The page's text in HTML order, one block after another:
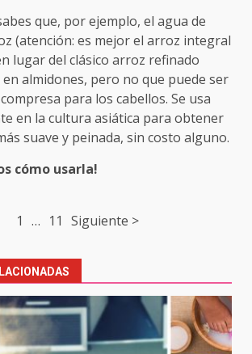
que, por ejemplo, el agua de
(atención: es mejor el arroz integral
lugar del clásico arroz refinado
en almidones, pero no que puede ser
para los cabellos. Se usa
en la cultura asiática para obtener
suave y peinada, sin costo alguno.
cómo usarla!
1 … 11 Siguiente >